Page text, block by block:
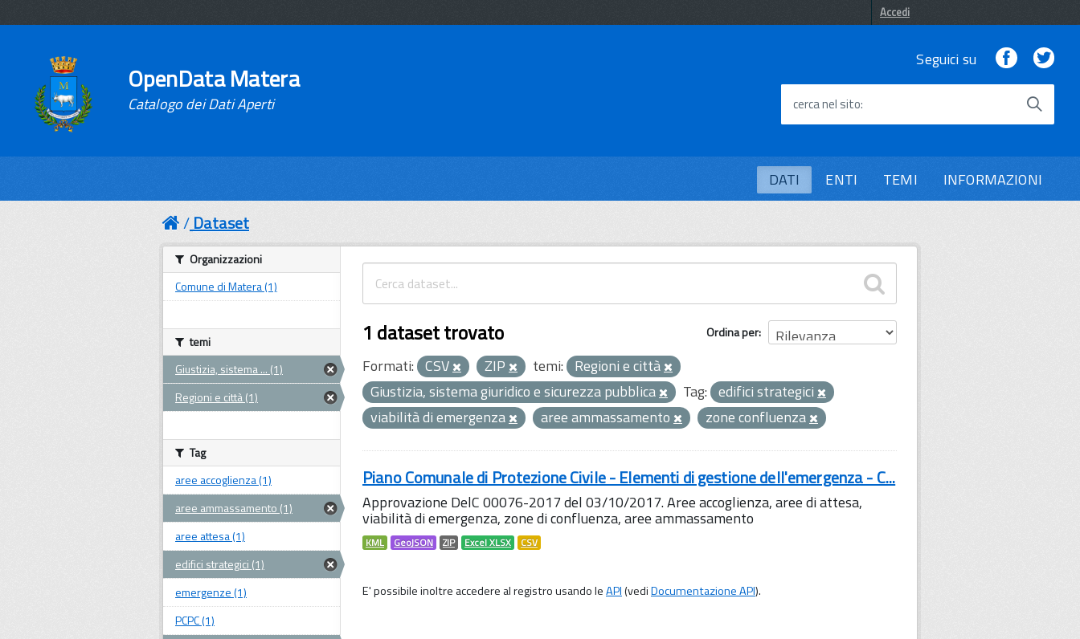
Accedi
OpenData Matera
Catalogo dei Dati Aperti
Seguici su Facebook
cerca nel sito
DATI ENTI TEMI INFORMAZIONI
Dataset
Ordina per
1 dataset trovato
Formati: CSV ZIP temi: Regioni e città
Giustizia, sistema giuridico e sicurezza pubblica
Tag: edifici strategici
viabilità di emergenza
aree ammassamento zone confluenza
Piano Comunale di Protezione Civile - Elementi di gestione dell'emergenza - C...
Approvazione DelC 00076-2017 del 03/10/2017. Aree accoglienza, aree di attesa,
viabilità di emergenza, zone di confluenza, aree ammassamento
KML GeoJSON ZIP Excel XLSX CSV
E' possibile inoltre accedere al registro usando leAPI(vediDocumentazione API).
Organizzazioni
Comune di Matera (1)
temi
Giustizia, sistema ... (1)
Regioni e città (1)
Tag
aree accoglienza (1)
aree ammassamento (1)
aree attesa (1)
edifici strategici (1)
emergenze (1)
PCPC (1)